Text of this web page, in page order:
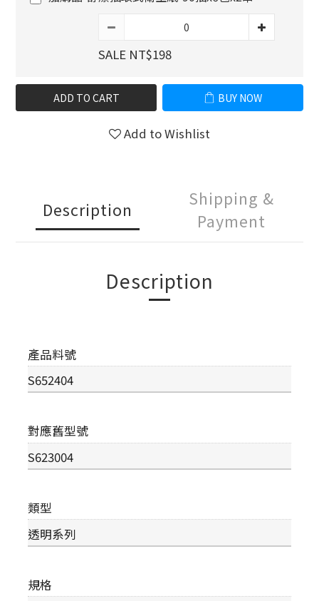
SALE NT$198
ADD TO CART BUY NOW
Add to Wishlist
Description
Shipping &
Payment
Description
產品料號
S652404
對應舊型號
S623004
類型
透明系列
規格